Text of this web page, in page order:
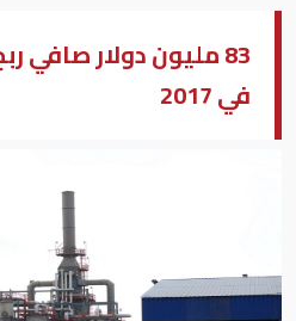
83 مليون دولار صافي
في 2017